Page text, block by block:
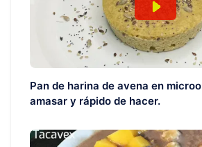
Pan de harina de avena en
amasar y rápido de hacer.